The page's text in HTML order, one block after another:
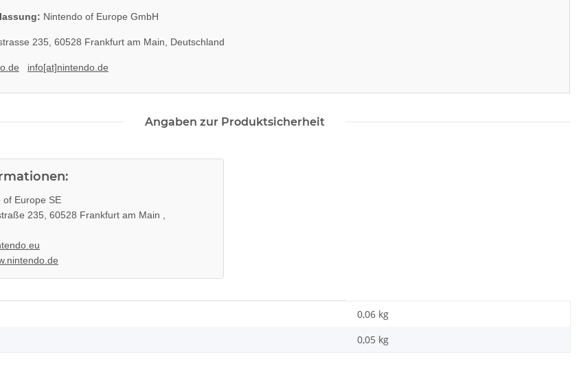
Nintendo of Europe GmbH
235, 60528 Frankfurt am Main, Deutschland
info[at]nintendo.de
Angaben zur Produktsicherheit
of Europe SE
235, 60528 Frankfurt am Main ,
0,06 kg
0,05 kg